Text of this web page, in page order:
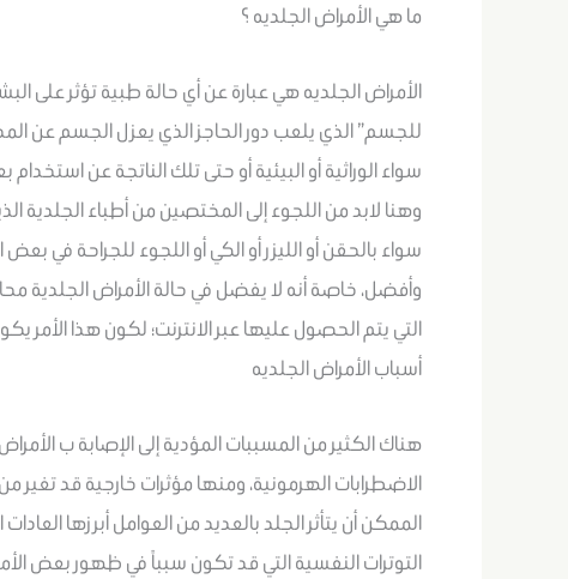
ما هي الأمراض الجلديه ؟
الأمراض الجلديه هي عبارة عن أي حالة طبية تؤثر على
للجسم” الذي يلعب دور الحاجز الذي يعزل الجسم عن
سواء الوراثية أو البيئية أو حتى تلك الناتجة عن
وهنا لابد من اللجوء إلى المختصين من أطباء الجلدية
سواء بالحقن أو الليزر أو الكي أو اللجوء للجراحة في
وأفضل، خاصة أنه لا يفضل في حالة الأمراض الجلدية
التي يتم الحصول عليها عبر الانترنت؛ لكون هذا الأمر
أسباب الأمراض الجلديه
هناك الكثير من المسببات المؤدية إلى الإصابة ب
الاضطرابات الهرمونية، ومنها مؤثرات خارجية قد
الممكن أن يتأثر الجلد بالعديد من العوامل أبرزها
التوترات النفسية التي قد تكون سبباً في ظهور بعض